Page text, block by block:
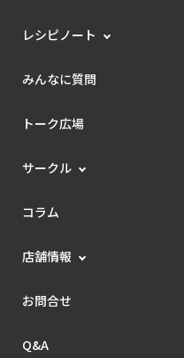
レシピノート
みんなに質問
トーク広場
サークル
コラム
店舗情報
お問合せ
Q&A